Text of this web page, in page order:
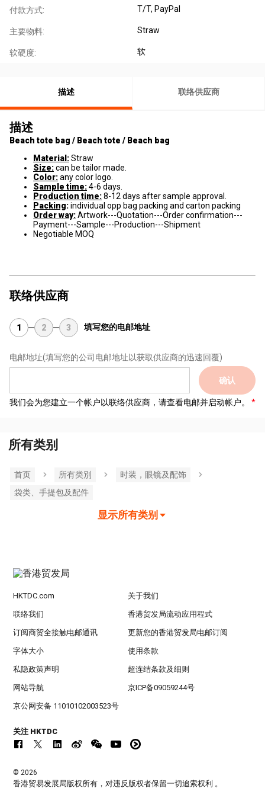
付款方式: T/T, PayPal
主要物料: Straw
软硬度: 软
描述 联络供应商
描述
Beach tote bag / Beach tote / Beach bag
Material:Straw
Size:can be tailor made.
Color:any color logo.
Sample time:4-6 days.
Production time:8-12 days after sample approval.
Packing:individual opp bag packing and carton packing
Order way:Artwork---Quotation---Order confirmation---
Payment---Sample---Production---Shipment
Negotiable MOQ
联络供应商
1 2 3 填写您的电邮地址
电邮地址(填写您的公司电邮地址以获取供应商的迅速回覆)
确认
我们会为您建立一个帐户以联络供应商，请查看电邮并启动帐户。
所有类别
首页 所有类別
时装，眼镜及配饰
袋类、手提包及配件
显示所有类别
HKTDC.com 关于我们
联络我们 香港贸发局流动应用程式
订阅商贸全接触电邮通讯 更新您的香港贸发局电邮订阅
字体大小 使用条款
私隐政策声明 超连结条款及细则
网站导航 京ICP备09059244号
京公网安备 11010102003523号
关注 HKTDC
© 2026
香港贸易发展局版权所有，对违反版权者保留一切追索权利 。